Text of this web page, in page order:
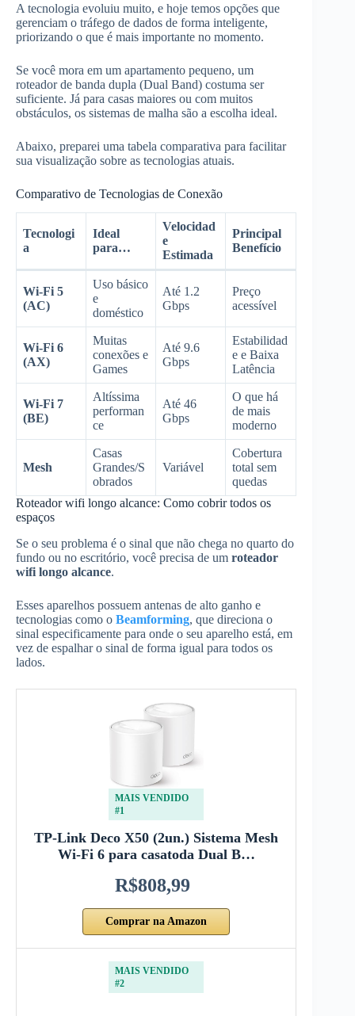
A tecnologia evoluiu muito, e hoje temos opções que
gerenciam o tráfego de dados de forma inteligente,
priorizando o que é mais importante no momento.
Se você mora em um apartamento pequeno, um
roteador de banda dupla (Dual Band) costuma ser
suficiente. Já para casas maiores ou com muitos
obstáculos, os sistemas de malha são a escolha ideal.
Abaixo, preparei uma tabela comparativa para facilitar
sua visualização sobre as tecnologias atuais.
Comparativo de Tecnologias de Conexão
Tecnologi
a
Ideal
para…
Velocidad
e
Estimada
Principal
Benefício
Wi-Fi 5
(AC)
Uso básico
e
doméstico
Até 1.2
Gbps
Preço
acessível
Wi-Fi 6
(AX)
Muitas
conexões e
Games
Até 9.6
Gbps
Estabilidad
e e Baixa
Latência
Wi-Fi 7
(BE)
Altíssima
performan
ce
Até 46
Gbps
O que há
de mais
moderno
Mesh
Casas
Grandes/S
obrados
Variável
Cobertura
total sem
quedas
Roteador wifi longo alcance: Como cobrir todos os
espaços
Se o seu problema é o sinal que não chega no quarto do
fundo ou no escritório, você precisa de um roteador
wifi longo alcance.
Esses aparelhos possuem antenas de alto ganho e
tecnologias como o Beamforming, que direciona o
sinal especificamente para onde o seu aparelho está, em
vez de espalhar o sinal de forma igual para todos os
lados.
MAIS VENDIDO
#1
TP-Link Deco X50 (2un.) Sistema Mesh
Wi-Fi 6 para casatoda Dual B…
R$808,99
Comprar na Amazon
MAIS VENDIDO
#2